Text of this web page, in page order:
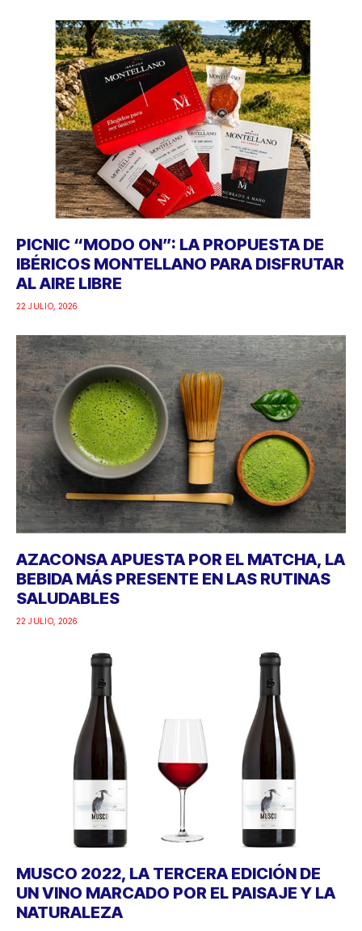
PICNIC “MODO ON”: LA PROPUESTA DE
IBÉRICOS MONTELLANO PARA DISFRUTAR
AL AIRE LIBRE
22 JULIO, 2026
AZACONSA APUESTA POR EL MATCHA, LA
BEBIDA MÁS PRESENTE EN LAS RUTINAS
SALUDABLES
22 JULIO, 2026
MUSCO 2022, LA TERCERA EDICIÓN DE
UN VINO MARCADO POR EL PAISAJE Y LA
NATURALEZA